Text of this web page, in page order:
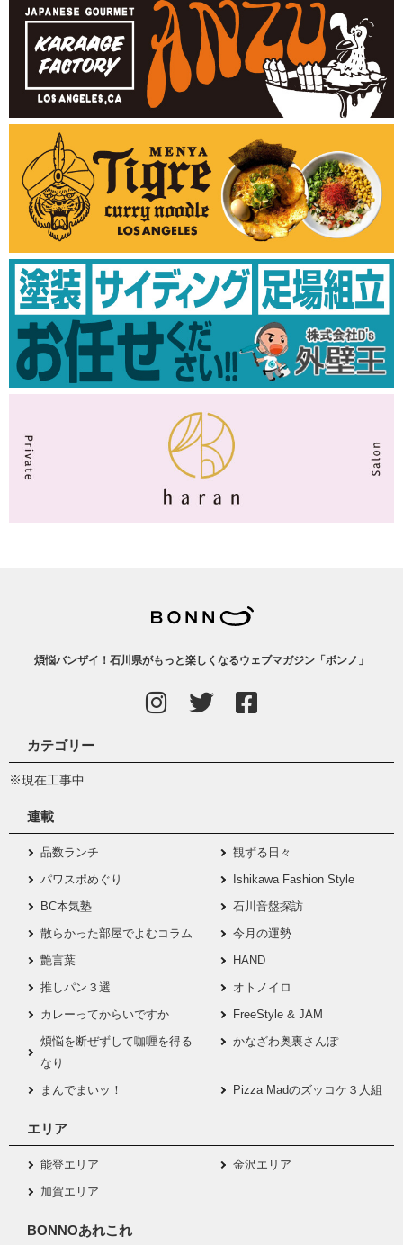
煩悩バンザイ！石川県がもっと楽しくなるウェブマガジン「ボンノ」
カテゴリー
※現在工事中
連載
品数ランチ
観ずる日々
パワスポめぐり
Ishikawa Fashion Style
BC本気塾
石川音盤探訪
散らかった部屋でよむコラム
今月の運勢
艶言葉
HAND
推しパン３選
オトノイロ
カレーってからいですか
FreeStyle & JAM
煩悩を断ぜずして咖喱を得る
なり
かなざわ奥裏さんぽ
まんでまいッ！ Pizza Madのズッコケ３人組
エリア
能登エリア
金沢エリア
加賀エリア
BONNOあれこれ